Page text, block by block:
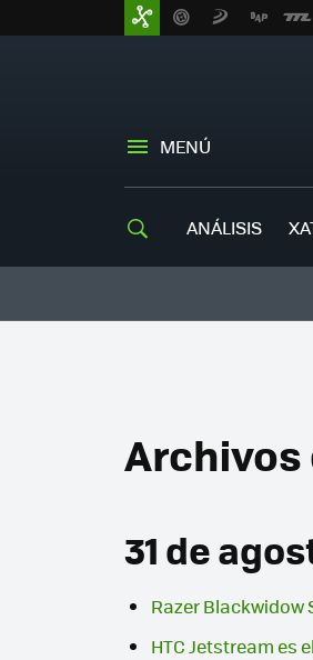
MENÚ
ANÁLISIS
Archivos
31 de
Razer
HTC Jetstream es